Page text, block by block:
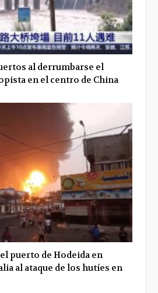
al derrumbarse el
en el centro de China
puerto de Hodeida en
al ataque de los hutíes en